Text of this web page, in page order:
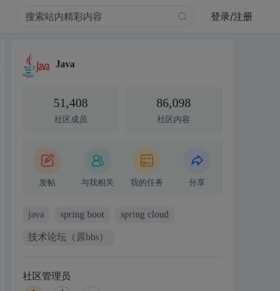
登录/注册
Java
51,408
社区成员
86,098
社区内容
发帖 与我相关 我的任务 分享
java spring boot spring cloud
技术论坛（原bbs）
社区管理员